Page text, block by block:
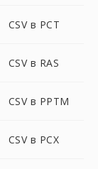
CSV в PCT
CSV в RAS
CSV в PPTM
CSV в PCX